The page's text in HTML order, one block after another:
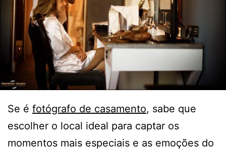
Se é fotógrafo de casamento, sabe que
escolher o local ideal para captar os
momentos mais especiais e as emoções do